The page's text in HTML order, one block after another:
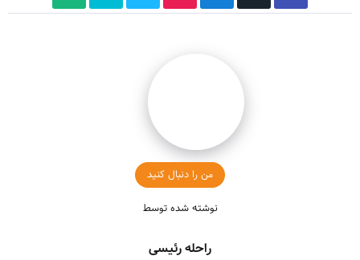
من را دنبال کنید
نوشته شده توسط
راحله رئیسی